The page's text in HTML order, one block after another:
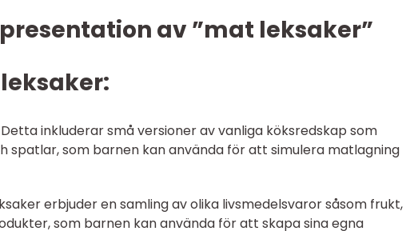
av ”mat leksaker”
inkluderar små versioner av vanliga köksredskap som
spatlar, som barnen kan använda för att simulera matlagning
erbjuder en samling av olika livsmedelsvaror såsom frukt,
som barnen kan använda för att skapa sina egna